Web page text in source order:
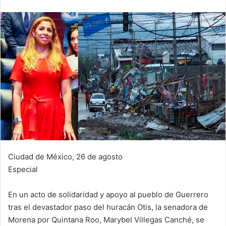
Ciudad de México, 26 de agosto
Especial
En un acto de solidaridad y apoyo al pueblo de Guerrero
tras el devastador paso del huracán Otis, la senadora de
Morena por Quintana Roo, Marybel Villegas Canché, se